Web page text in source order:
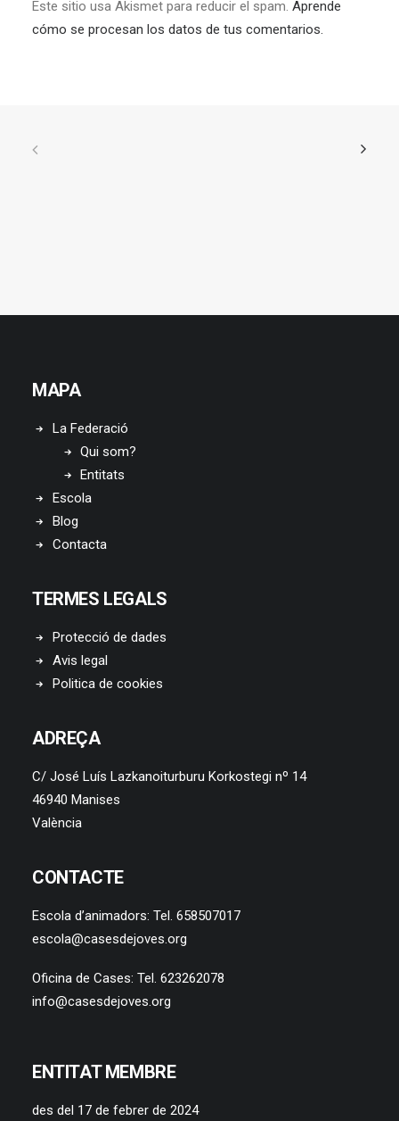
Este sitio usa Akismet para reducir el spam. Aprende
cómo se procesan los datos de tus comentarios.
MAPA
La Federació
Qui som?
Entitats
Escola
Blog
Contacta
TERMES LEGALS
Protecció de dades
Avis legal
Politica de cookies
ADREÇA
C/ José Luís Lazkanoiturburu Korkostegi nº 14
46940 Manises
València
CONTACTE
Escola d’animadors: Tel. 658507017
escola@casesdejoves.org
Oficina de Cases: Tel. 623262078
info@casesdejoves.org
ENTITAT MEMBRE
des del 17 de febrer de 2024